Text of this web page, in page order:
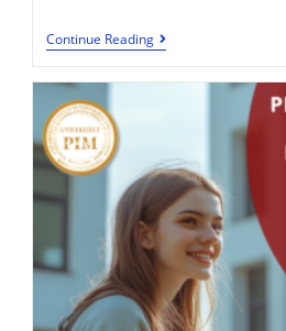
Continue Reading